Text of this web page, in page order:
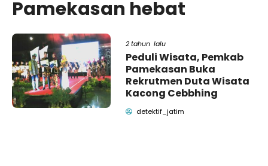
Pamekasan hebat
2 tahun lalu
Peduli Wisata, Pemkab
Pamekasan Buka
Rekrutmen Duta Wisata
Kacong Cebbhing
detektif_jatim